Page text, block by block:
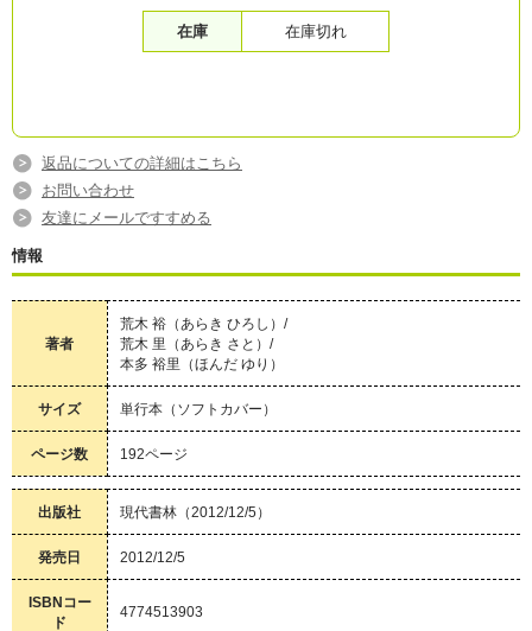
在庫 在庫切れ
返品についての詳細はこちら
お問い合わせ
友達にメールですすめる
情報
著者
荒木 裕（あらき ひろし）/
荒木 里（あらき さと）/
本多 裕里（ほんだ ゆり）
サイズ 単行本（ソフトカバー）
ページ数 192ページ
出版社 現代書林（2012/12/5）
発売日 2012/12/5
ISBNコー
ド
4774513903